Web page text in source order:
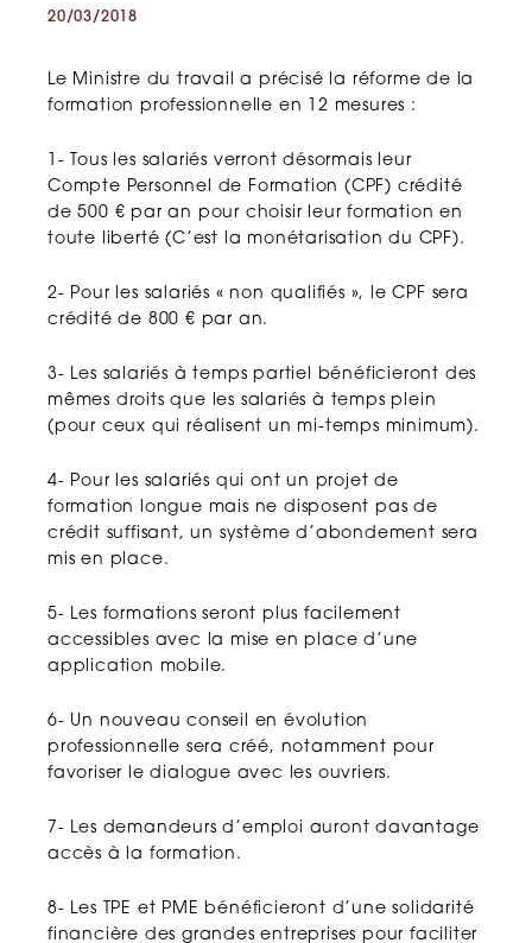
20/03/2018
Le Ministre du travail a précisé la réforme de la
formation professionnelle en 12 mesures :
1- Tous les salariés verront désormais leur
Compte Personnel de Formation (CPF) crédité
de 500 € par an pour choisir leur formation en
toute liberté (C’est la monétarisation du CPF).
2- Pour les salariés « non qualifiés », le CPF sera
crédité de 800 € par an.
3- Les salariés à temps partiel bénéficieront des
mêmes droits que les salariés à temps plein
(pour ceux qui réalisent un mi-temps minimum).
4- Pour les salariés qui ont un projet de
formation longue mais ne disposent pas de
crédit suffisant, un système d’abondement sera
mis en place.
5- Les formations seront plus facilement
accessibles avec la mise en place d’une
application mobile.
6- Un nouveau conseil en évolution
professionnelle sera créé, notamment pour
favoriser le dialogue avec les ouvriers.
7- Les demandeurs d’emploi auront davantage
accès à la formation.
8- Les TPE et PME bénéficieront d’une solidarité
financière des grandes entreprises pour faciliter